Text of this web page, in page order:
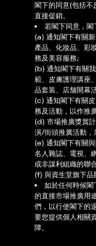
閣下的同意(包括不
直接促銷。
若閣下同意，閣
(a) 通知閣下有關
產品、化妝品、彩
務及美容服務;
(b) 通知閣下有關
範、皮膚護理講座
品套装、店舗開幕
(c) 通知閣下有關
務及活動，以作推
(d) 市場推廣獎賞
演/街頭推廣活動，
(e) 通知閣下有關
名人雜誌、電視、
或非謀利組織的聯
(f) 與資生堂旗下品
如於任何時候閣
的直接市場推廣用
們，以行使閣下的
要您提供個人相關
障。